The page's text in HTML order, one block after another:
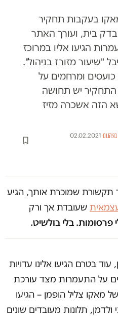
בעקבות תחקיר
בית, ועורך האתר
הגיעו אליו במרוכז
"שיעור מזורז בניהול".
ומרחמים על
התחקיר יש תחושה
הזה אשכרה מזיז
·
02.02.2021
·
תקשורת שמוכרת אותך, הגיע
שעובדת אך ורק
פרסומות. בלי בולשיט.
בטרם הגיעו אלינו עדויות
על התעמרות מצד עורכת
מאקו צליל הופמן – הגיעו
ולדמן, תלונות מעובדים שונים